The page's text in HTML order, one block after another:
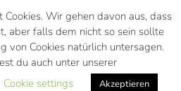
Wir gehen davon aus, dass
aber falls dem nicht so sein sollte
von Cookies natürlich untersagen.
du auch unter unserer
Cookie settings Akzeptieren